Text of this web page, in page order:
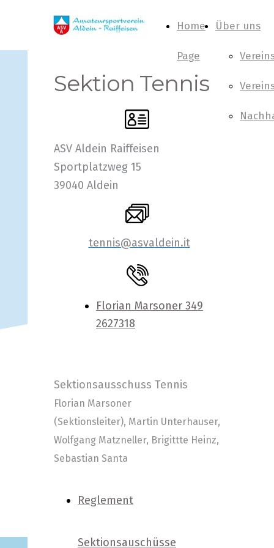
Home
Page
Über uns
Sektion Tennis
ASV Aldein Raiffeisen
Sportplatzweg 15
39040 Aldein
tennis@asvaldein.it
Florian Marsoner 349
2627318
Sektionsausschuss Tennis
Florian Marsoner
(Sektionsleiter), Martin Unterhauser,
Wolfgang Matzneller, Brigittte Heinz,
Sebastian Santa
Reglement
Sektionsauschüsse